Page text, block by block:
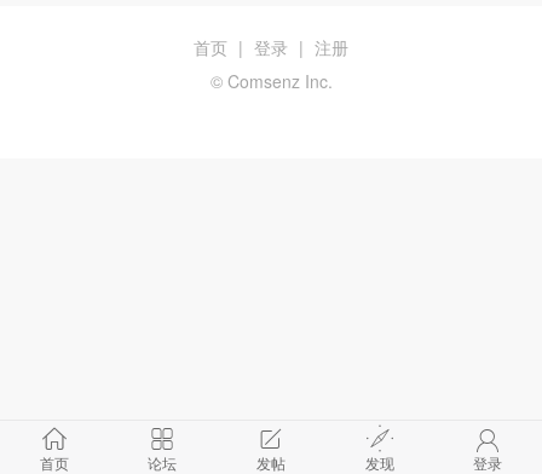
首页 论坛 发帖 发现 登录
首页 | 登录 | 注册
© Comsenz Inc.